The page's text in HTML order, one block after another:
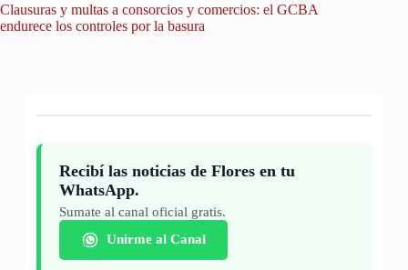
Clausuras y multas a consorcios y comercios: el GCBA
endurece los controles por la basura
Recibí las noticias de Flores en tu
WhatsApp.
Sumate al canal oficial gratis.
Unirme al Canal